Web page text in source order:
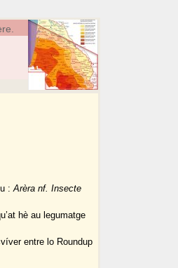
:Arèra nf. Insecte
hè au legumatge
entre lo Roundup